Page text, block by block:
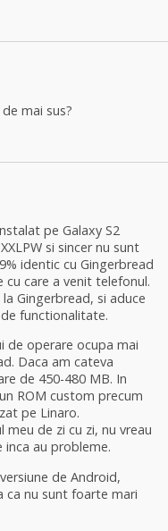
mai sus?
pe Galaxy S2
si sincer nu sunt
identic cu Gingerbread
cu care a venit telefonul.
Gingerbread, si aduce
functionalitate.
de operare ocupa mai
Daca am cateva
de 450-480 MB. In
ROM custom precum
pe Linaro.
de zi cu zi, nu vreau
inca au probleme.
de Android,
ca nu sunt foarte mari